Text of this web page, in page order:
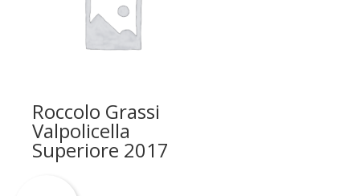
Roccolo Grassi
Valpolicella
Superiore 2017